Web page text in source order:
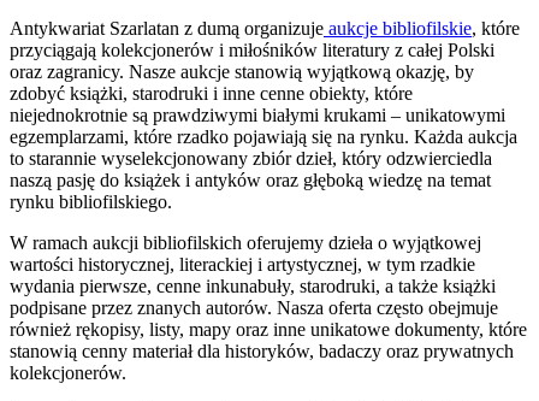
Antykwariat Szarlatan z dumą organizuje aukcje bibliofilskie, które
przyciągają kolekcjonerów i miłośników literatury z całej Polski
oraz zagranicy. Nasze aukcje stanowią wyjątkową okazję, by
zdobyć książki, starodruki i inne cenne obiekty, które
niejednokrotnie są prawdziwymi białymi krukami – unikatowymi
egzemplarzami, które rzadko pojawiają się na rynku. Każda aukcja
to starannie wyselekcjonowany zbiór dzieł, który odzwierciedla
naszą pasję do książek i antyków oraz głęboką wiedzę na temat
rynku bibliofilskiego.
W ramach aukcji bibliofilskich oferujemy dzieła o wyjątkowej
wartości historycznej, literackiej i artystycznej, w tym rzadkie
wydania pierwsze, cenne inkunabuły, starodruki, a także książki
podpisane przez znanych autorów. Nasza oferta często obejmuje
również rękopisy, listy, mapy oraz inne unikatowe dokumenty, które
stanowią cenny materiał dla historyków, badaczy oraz prywatnych
kolekcjonerów.